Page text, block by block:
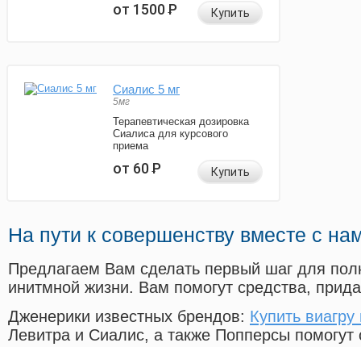
от 1500Р Купить
Сиалис 5 мг
5мг
Терапевтическая дозировка
Сиалиса для курсового
приема
от 60Р Купить
На пути к совершенству вместе с
Предлагаем Вам сделать первый шаг для
инитмной жизни. Вам помогут средства,
Дженерики известных брендов: Купить
Левитра и Сиалис, а также Попперсы помогут